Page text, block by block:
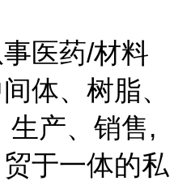
医药/材料
体、树脂、
生产、销售,
于一体的私